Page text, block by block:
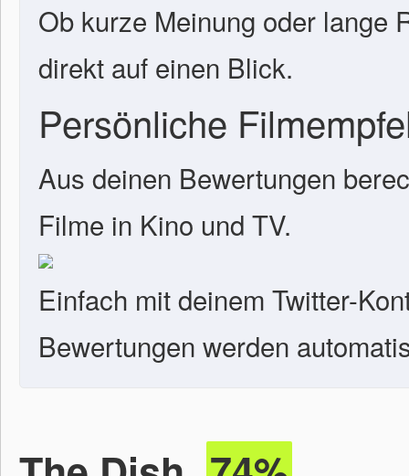
Ob kurze Meinung oder lange
direkt auf einen Blick.
Persönliche
Aus deinen Bewertungen
Filme in Kino und TV.
Einfach mit deinem Twitter-
Bewertungen werden